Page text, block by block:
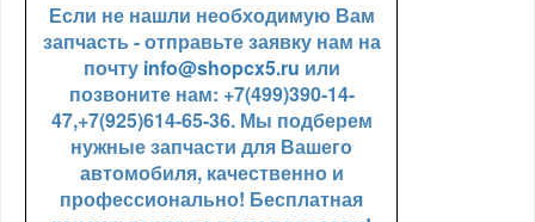
Если не нашли необходимую Вам
запчасть - отправьте заявку нам на
почту info@shopcx5.ru или
позвоните нам: +7(499)390-14-
47,+7(925)614-65-36. Мы подберем
нужные запчасти для Вашего
автомобиля, качественно и
профессионально! Бесплатная